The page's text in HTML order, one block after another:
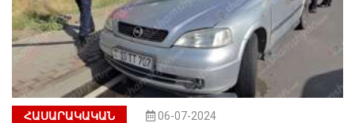
ՀԱՍԱՐԱԿԱԿԱՆ 06-07-2024